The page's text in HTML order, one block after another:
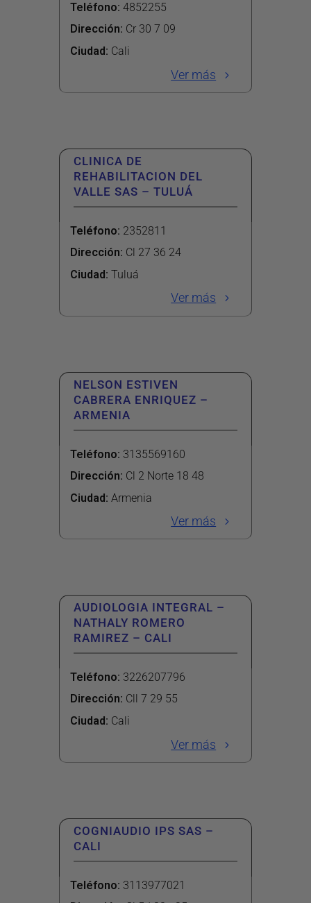
Teléfono: 4852255
Dirección: Cr 30 7 09
Ciudad: Cali
Ver más
CLINICA DE
REHABILITACION DEL
VALLE SAS – TULUÁ
Teléfono: 2352811
Dirección: Cl 27 36 24
Ciudad: Tuluá
Ver más
NELSON ESTIVEN
CABRERA ENRIQUEZ –
ARMENIA
Teléfono: 3135569160
Dirección: Cl 2 Norte 18 48
Ciudad: Armenia
Ver más
AUDIOLOGIA INTEGRAL –
NATHALY ROMERO
RAMIREZ – CALI
Teléfono: 3226207796
Dirección: Cll 7 29 55
Ciudad: Cali
Ver más
COGNIAUDIO IPS SAS –
CALI
Teléfono: 3113977021